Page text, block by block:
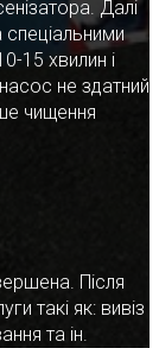
Далі
15 хвилин і
не здатний
чищення
Після
такі як: вивіз
та ін.